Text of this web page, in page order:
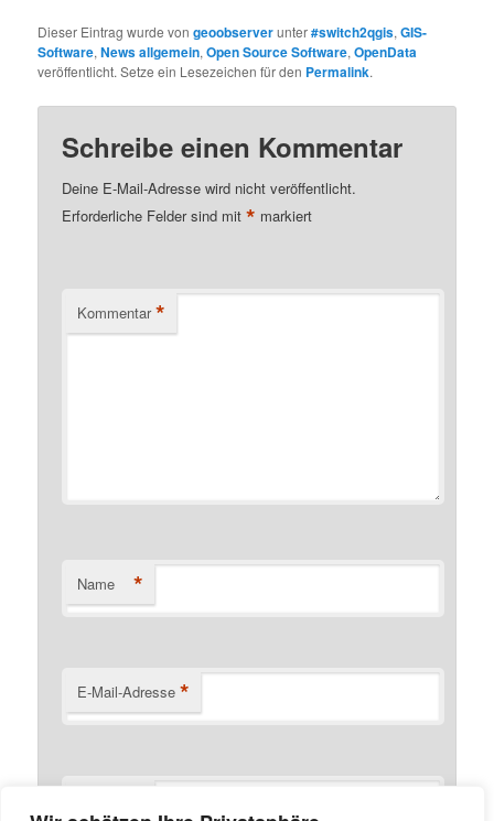
Dieser Eintrag wurde vongeoobserverunter#switch2qgis,GIS-
Software,News allgemein,Open Source Software,OpenData
veröffentlicht. Setze ein Lesezeichen für den Permalink.
Schreibe einen Kommentar
Deine E-Mail-Adresse wird nicht veröffentlicht.
Erforderliche Felder sind mit* markiert
Kommentar *
Name *
E-Mail-Adresse *